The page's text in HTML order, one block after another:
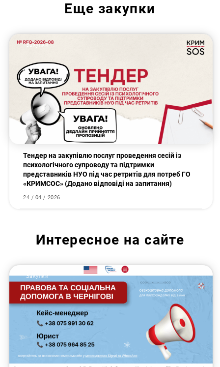
Еще закупки
Закупки
Тендер на закупівлю послуг проведення сесій із
психологічного супроводу та підтримки
представників НУО під час ретритів для потреб ГО
«КРИМСОС» (Додано відповіді на запитання)
24 / 04 / 2026
Интересное на сайте
Закупки